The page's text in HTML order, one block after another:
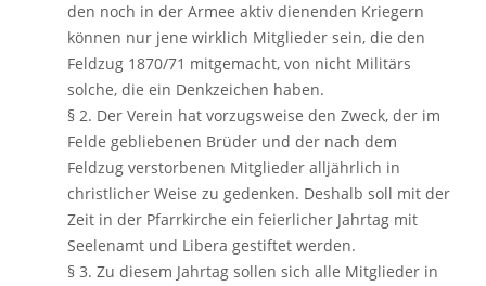
den noch in der Armee aktiv dienenden Kriegern
können nur jene wirklich Mitglieder sein, die den
Feldzug 1870/71 mitgemacht, von nicht Militärs
solche, die ein Denkzeichen haben.
§ 2. Der Verein hat vorzugsweise den Zweck, der im
Felde gebliebenen Brüder und der nach dem
Feldzug verstorbenen Mitglieder alljährlich in
christlicher Weise zu gedenken. Deshalb soll mit der
Zeit in der Pfarrkirche ein feierlicher Jahrtag mit
Seelenamt und Libera gestiftet werden.
§ 3. Zu diesem Jahrtag sollen sich alle Mitglieder in